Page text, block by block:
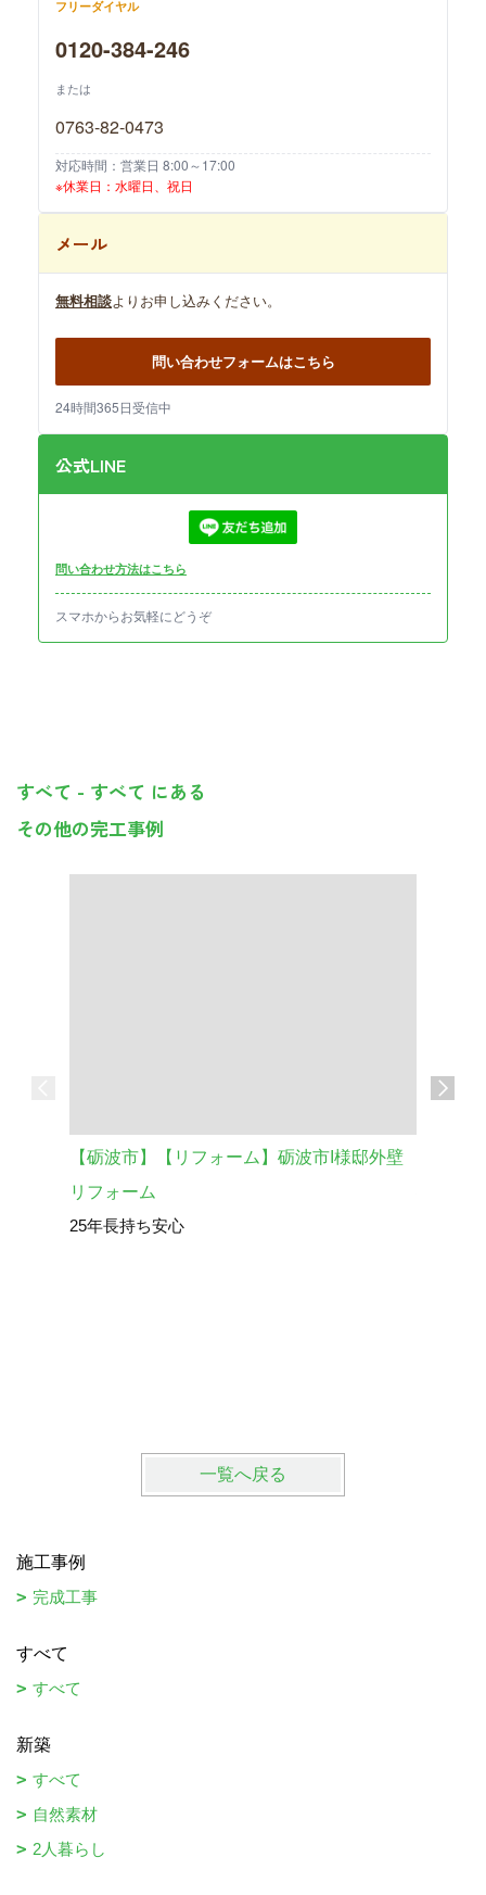
フリーダイヤル
0120-384-246
または
0763-82-0473
対応時間：営業日 8:00～17:00
※休業日：水曜日、祝日
メール
無料相談よりお申し込みください。
問い合わせフォームはこちら
24時間365日受信中
公式LINE
問い合わせ方法はこちら
スマホからお気軽にどうぞ
すべて - すべて にある
その他の完工事例
【砺波市】【リフォーム】砺波市I様邸外壁
リフォーム
25年長持ち安心
一覧へ戻る
施工事例
完成工事
すべて
すべて
新築
すべて
自然素材
2人暮らし